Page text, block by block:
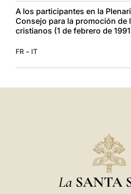
A los participantes en la
Consejo para la promoción de
cristianos (1 de febrero de
FR - IT
La SANTA